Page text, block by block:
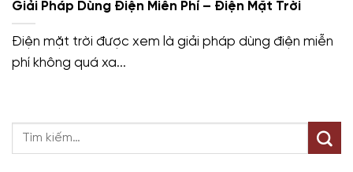
Giải Pháp Dùng Điện Miễn Phí – Điện Mặt Trời
Điện mặt trời được xem là giải pháp dùng điện miễn
phí không quá xa...